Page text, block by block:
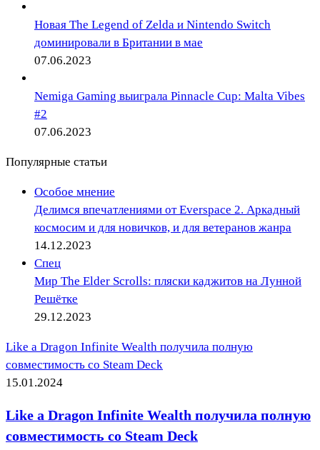
Новая The Legend of Zelda и Nintendo Switch
доминировали в Британии в мае
07.06.2023
Nemiga Gaming выиграла Pinnacle Cup: Malta Vibes
#2
07.06.2023
Популярные статьи
Особое мнение
Делимся впечатлениями от Everspace 2. Аркадный
космосим и для новичков, и для ветеранов жанра
14.12.2023
Спец
Мир The Elder Scrolls: пляски каджитов на Лунной
Решётке
29.12.2023
Like a Dragon Infinite Wealth получила полную
совместимость со Steam Deck
15.01.2024
Like a Dragon Infinite Wealth получила полную
совместимость со Steam Deck